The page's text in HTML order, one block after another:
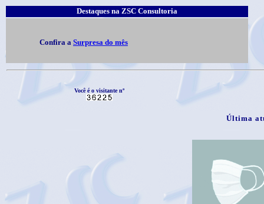
Destaques na ZSC Consultoria
Confira a Surpresa do mês
Plano de Ação!
Você é o visitante nº
Última